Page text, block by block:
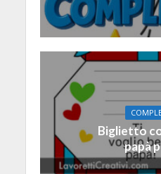
Biglietto
papà